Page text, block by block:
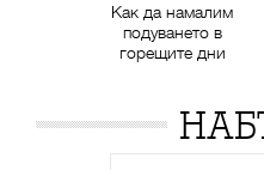
Как да намалим
подуването в
горещите дни